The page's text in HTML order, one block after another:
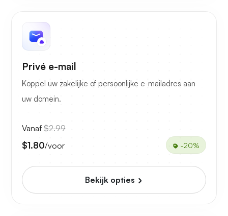
Privé e-mail
Koppel uw zakelijke of persoonlijke e-mailadres aan
uw domein.
Vanaf $2.99
$1.80/voor -20%
Bekijk opties